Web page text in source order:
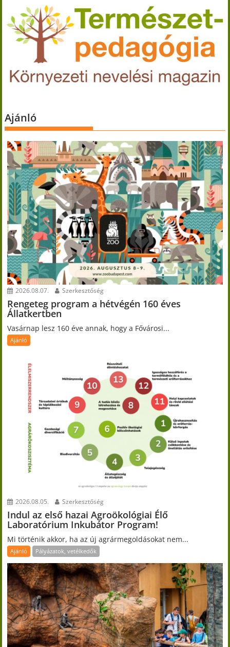
Ajánló
2026.08.07. Szerkesztőség
Rengeteg program a hétvégén 160 éves
Állatkertben
Vasárnap lesz 160 éve annak, hogy a Fővárosi...
Ajánló
2026.08.05. Szerkesztőség
Indul az első hazai Agroökológiai Élő
Laboratórium Inkubátor Program!
Mi történik akkor, ha az új agrármegoldásokat nem...
Ajánló Pályázatok, vetélkedők